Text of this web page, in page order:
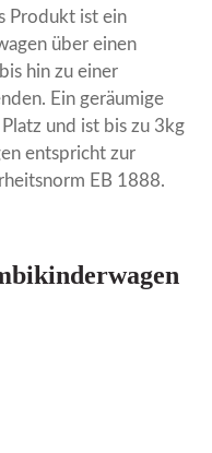
Produkt ist ein
über einen
hin zu einer
Ein geräumige
und ist bis zu 3kg
entspricht zur
EB 1888.